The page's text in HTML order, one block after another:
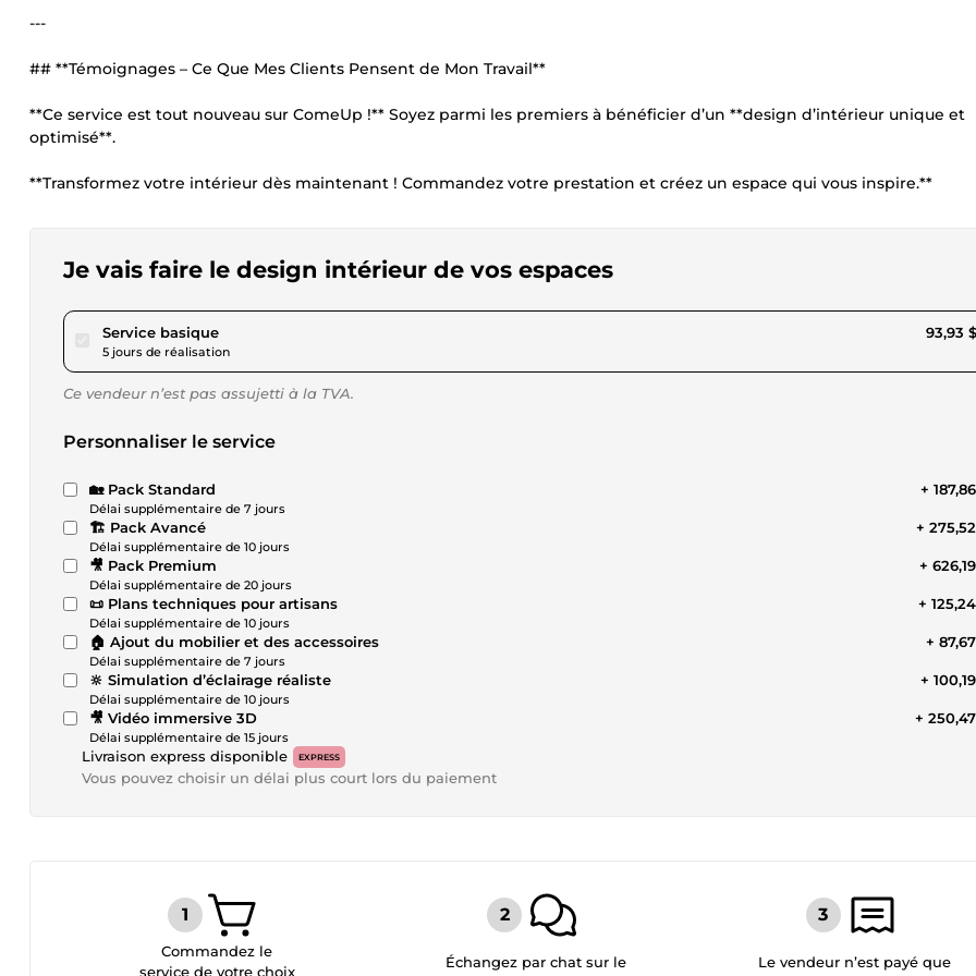
---
## **Témoignages – Ce Que Mes Clients Pensent de Mon Travail**
**Ce service est tout nouveau sur ComeUp !** Soyez parmi les premiers à bénéficier d’un **design d’intérieur unique et
optimisé**.
**Transformez votre intérieur dès maintenant ! Commandez votre prestation et créez un espace qui vous inspire.**
Je vais faire le design intérieur de vos espaces
Service basiquepour 86,57 $US
5 jours de réalisation
93,93
Ce vendeur n’est pas assujetti à la TVA.
Personnaliser le service
🏡 Pack Standard
Délai supplémentaire de 7 jours
+
🏗 Pack Avancé
Délai supplémentaire de 10 jours
+
🎥 Pack Premium
Délai supplémentaire de 20 jours
+
📜 Plans techniques pour artisans
Délai supplémentaire de 10 jours
+
🏠 Ajout du mobilier et des accessoires
Délai supplémentaire de 7 jours
+
🔆 Simulation d’éclairage réaliste
Délai supplémentaire de 10 jours
+
🎥 Vidéo immersive 3D
Délai supplémentaire de 15 jours
+
Livraison express disponible EXPRESS
Vous pouvez choisir un délai plus court lors du paiement
Commandez le
service de votre choix
Échangez par chat sur le
Le vendeur n’est payé que